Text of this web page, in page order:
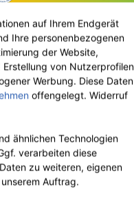
Phytalize
Hanf Calendula
Handcreme 100 ml
Grundpreis: 122.85 € / 1 l
auf Ihrem Endgerät
Ihre personenbezogenen
der Website,
von Nutzerprofilen
Werbung. Diese Daten
offengelegt. Widerruf
ähnlichen Technologien
verarbeiten diese
zu weiteren, eigenen
Auftrag.